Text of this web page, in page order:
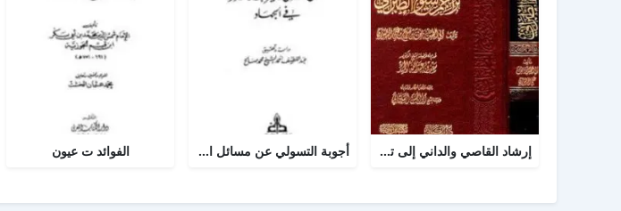
إرشاد القاصي والداني إلى تراجم شيوخ الطبراني أجوبة التسولي عن مسائل الأمير عبد القادر في الجهاد الفوائد ت عيون